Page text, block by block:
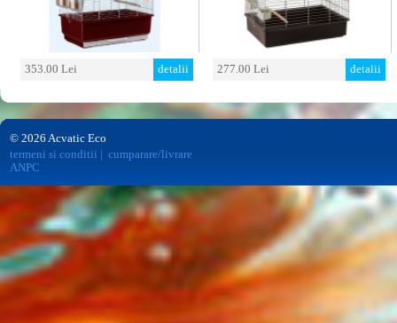
353.00 Lei detalii 277.00 Lei detalii
© 2026 Acvatic Eco
termeni si conditii
cumparare/livrare
ANPC